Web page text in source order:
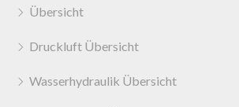
Übersicht
Druckluft Übersicht
Wasserhydraulik Übersicht